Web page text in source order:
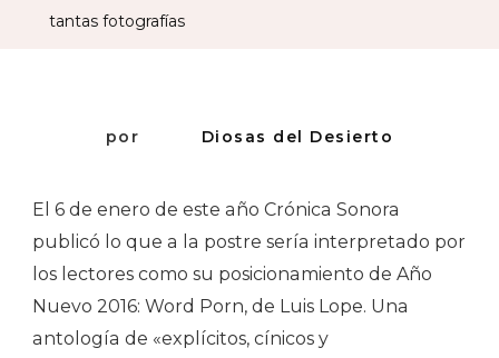
tantas fotografías
por Diosas del Desierto
El 6 de enero de este año Crónica Sonora
publicó lo que a la postre sería interpretado por
los lectores como su posicionamiento de Año
Nuevo 2016: Word Porn, de Luis Lope. Una
antología de «explícitos, cínicos y